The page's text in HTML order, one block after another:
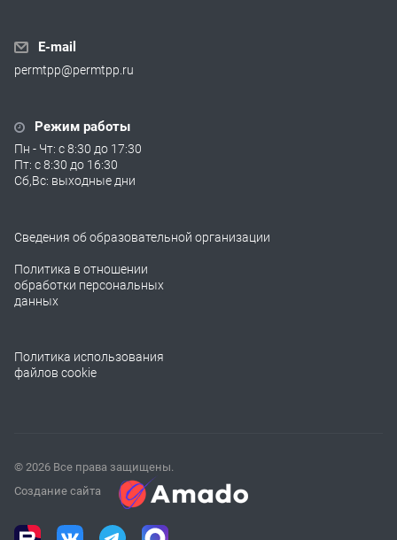
E-mail
permtpp@permtpp.ru
Режим работы
Пн - Чт: с 8:30 до 17:30
Пт: с 8:30 до 16:30
Сб,Вс: выходные дни
Сведения об образовательной организации
Политика в отношении
обработки персональных
данных
Политика использования
файлов cookie
© 2026 Все права защищены.
Создание сайта